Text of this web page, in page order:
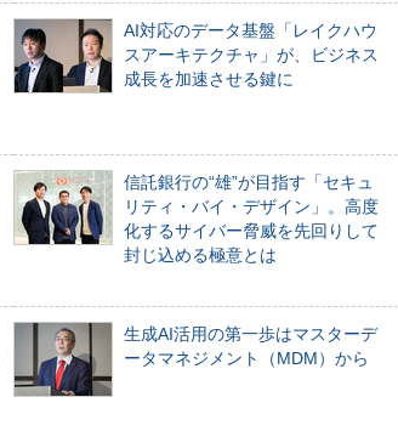
AI対応のデータ基盤「レイクハウ
スアーキテクチャ」が、ビジネス
成長を加速させる鍵に
信託銀行の“雄”が目指す「セキュ
リティ・バイ・デザイン」。高度
化するサイバー脅威を先回りして
封じ込める極意とは
生成AI活用の第一歩はマスターデ
ータマネジメント（MDM）から